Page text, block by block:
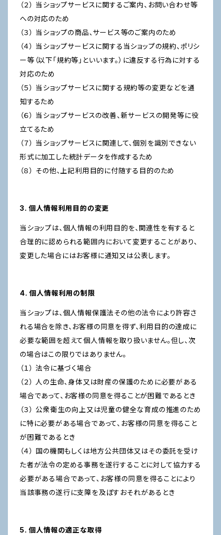
（２） 当ショップサービスに関するご案内、お問い合わせ等
への対応のため
（３） 当ショップの商品、サービス等のご案内のため
（４） 当ショップサービスに関する当ショップの規約、ポリシ
ー等（以下「規約等」といいます。）に違反する行為に対する
対応のため
（５） 当ショップサービスに関する規約等の変更などを通
知するため
（６） 当ショップサービスの改善、新サービスの開発等に役
立てるため
（７） 当ショップサービスに関連して、個別を識別できない
形式に加工した統計データを作成するため
（８） その他、上記利用目的に付随する目的のため
3. 個人情報利用目的の変更
当ショップは、個人情報の利用目的を、関連性を有すると
合理的に認められる範囲内において変更することがあり、
変更した場合にはお客様に通知又は公表します。
4. 個人情報利用の制限
当ショップは、個人情報保護法その他の法令により許容さ
れる場合を除き、お客様の同意を得ず、利用目的の達成に
必要な範囲を超えて個人情報を取り扱いません。但し、次
の場合はこの限りではありません。
（１） 法令に基づく場合
（２） 人の生命、身体又は財産の保護のために必要がある
場合であって、お客様の同意を得ることが困難であるとき
（３） 公衆衛生の向上又は児童の健全な育成の推進のため
に特に必要がある場合であって、お客様の同意を得ること
が困難であるとき
（４） 国の機関もしくは地方公共団体又はその委託を受け
た者が法令の定める事務を遂行することに対して協力する
必要がある場合であって、お客様の同意を得ることにより
当該事務の遂行に支障を及ぼすおそれがあるとき
5. 個人情報の適正な取得